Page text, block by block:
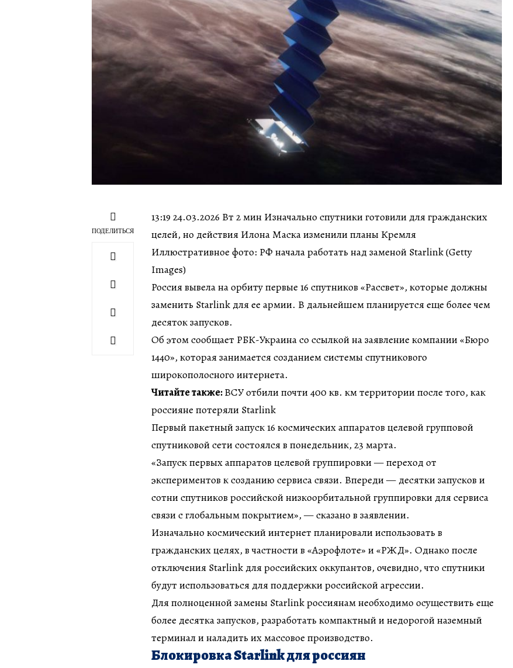
ПОДЕЛИТЬСЯ
13:19 24.03.2026 Вт 2 мин Изначально спутники готовили для гражданских
целей, но действия Илона Маска изменили планы Кремля
Иллюстративное фото: РФ начала работать над заменой Starlink (Getty
Images)
Россия вывела на орбиту первые 16 спутников «Рассвет», которые должны
заменить Starlink для ее армии. В дальнейшем планируется еще более чем
десяток запусков.
Об этом сообщает РБК-Украина со ссылкой на заявление компании «Бюро
1440», которая занимается созданием системы спутникового
широкополосного интернета.
Читайте также:ВСУ отбили почти 400 кв. км территории после того, как
россияне потеряли Starlink
Первый пакетный запуск 16 космических аппаратов целевой групповой
спутниковой сети состоялся в понедельник, 23 марта.
«Запуск первых аппаратов целевой группировки — переход от
экспериментов к созданию сервиса связи. Впереди — десятки запусков и
сотни спутников российской низкоорбитальной группировки для сервиса
связи с глобальным покрытием», — сказано в заявлении.
Изначально космический интернет планировали использовать в
гражданских целях, в частности в «Аэрофлоте» и «РЖД». Однако после
отключения Starlink для российских оккупантов, очевидно, что спутники
будут использоваться для поддержки российской агрессии.
Для полноценной замены Starlink россиянам необходимо осуществить еще
более десятка запусков, разработать компактный и недорогой наземный
терминал и наладить их массовое производство.
Блокировка Starlink для россиян